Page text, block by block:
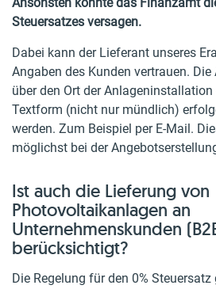
Steuersatzes versagen.
Dabei kann der Lieferant unseres
Angaben des Kunden vertrauen.
über den Ort der
Textform (nicht nur mündlich)
werden. Zum Beispiel per E-Mail.
möglichst bei der
Ist auch die Lieferung von
Photovoltaikanlagen an
Unternehmenskunden
berücksichtigt?
Die Regelung für den 0% Steuersatz